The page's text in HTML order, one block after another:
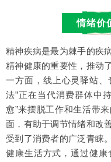
情绪价
精神疾病是最为棘手的疾
精神健康的重要性，推动
一方面，线上心灵驿站、
法”正在当代消费群体中
愈”来摆脱工作和生活带
面，有助于调节情绪和改
受到了消费者的广泛青睐
健康生活方式，通过健